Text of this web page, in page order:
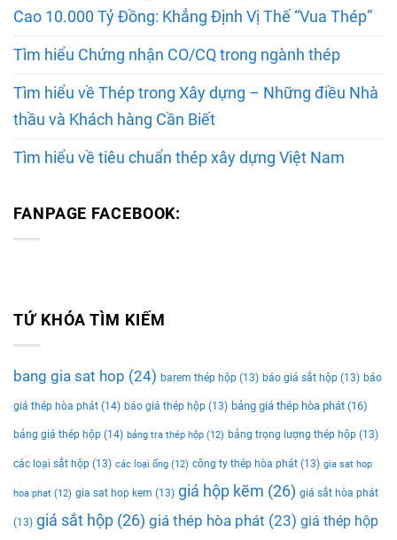
Cao 10.000 Tỷ Đồng: Khẳng Định Vị Thế “Vua Thép”
Tìm hiểu Chứng nhận CO/CQ trong ngành thép
Tìm hiểu về Thép trong Xây dựng – Những điều Nhà
thầu và Khách hàng Cần Biết
Tìm hiểu về tiêu chuẩn thép xây dựng Việt Nam
FANPAGE FACEBOOK:
TỨ KHÓA TÌM KIẾM
bang gia sat hop (24) barem thép hộp (13) báo giá sắt hộp (13) báo
giá thép hòa phát (14) báo giá thép hộp (13) bảng giá thép hòa phát (16)
bảng giá thép hộp (14) bảng tra thép hộp (12) bảng trọng lượng thép hộp (13)
các loại sắt hộp (13) các loại ống (12) công ty thép hòa phát (13) gia sat hop
hoa phat (12) gia sat hop kem (13) giá hộp kẽm (26) giá sắt hòa phát
(13) giá sắt hộp (26) giá thép hòa phát (23) giá thép hộp